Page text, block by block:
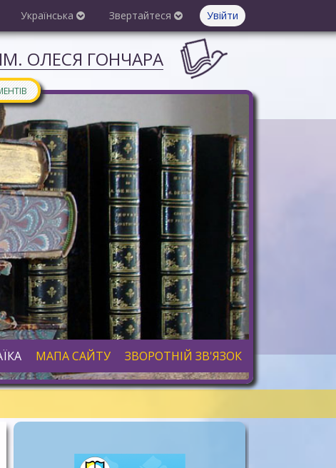
Українська Звертайтеся Увійти
ОЛЕСЯ ГОНЧАРА
МАПА САЙТУ ЗВОРОТНІЙ ЗВ'ЯЗОК